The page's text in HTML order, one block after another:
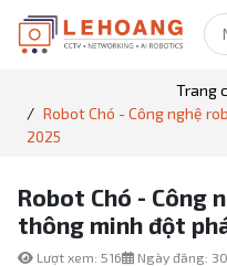
Trang
Robot Chó - Công nghệ
2025
Robot Chó - Công
thông minh đột
Lượt xem: 516 Ngày đăng: